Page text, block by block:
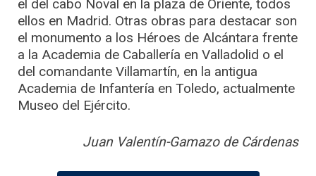
el del cabo Noval en la plaza de Oriente, todos
ellos en Madrid. Otras obras para destacar son
el monumento a los Héroes de Alcántara frente
a la Academia de Caballería en Valladolid o el
del comandante Villamartín, en la antigua
Academia de Infantería en Toledo, actualmente
Museo del Ejército.
Juan Valentín-Gamazo de Cárdenas